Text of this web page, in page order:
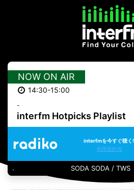
NOW ON AIR
14:30-15:00
-
interfm Hotpicks Playlist
interfmを今すぐ聴く
利用規約等
SODA SODA / TWS